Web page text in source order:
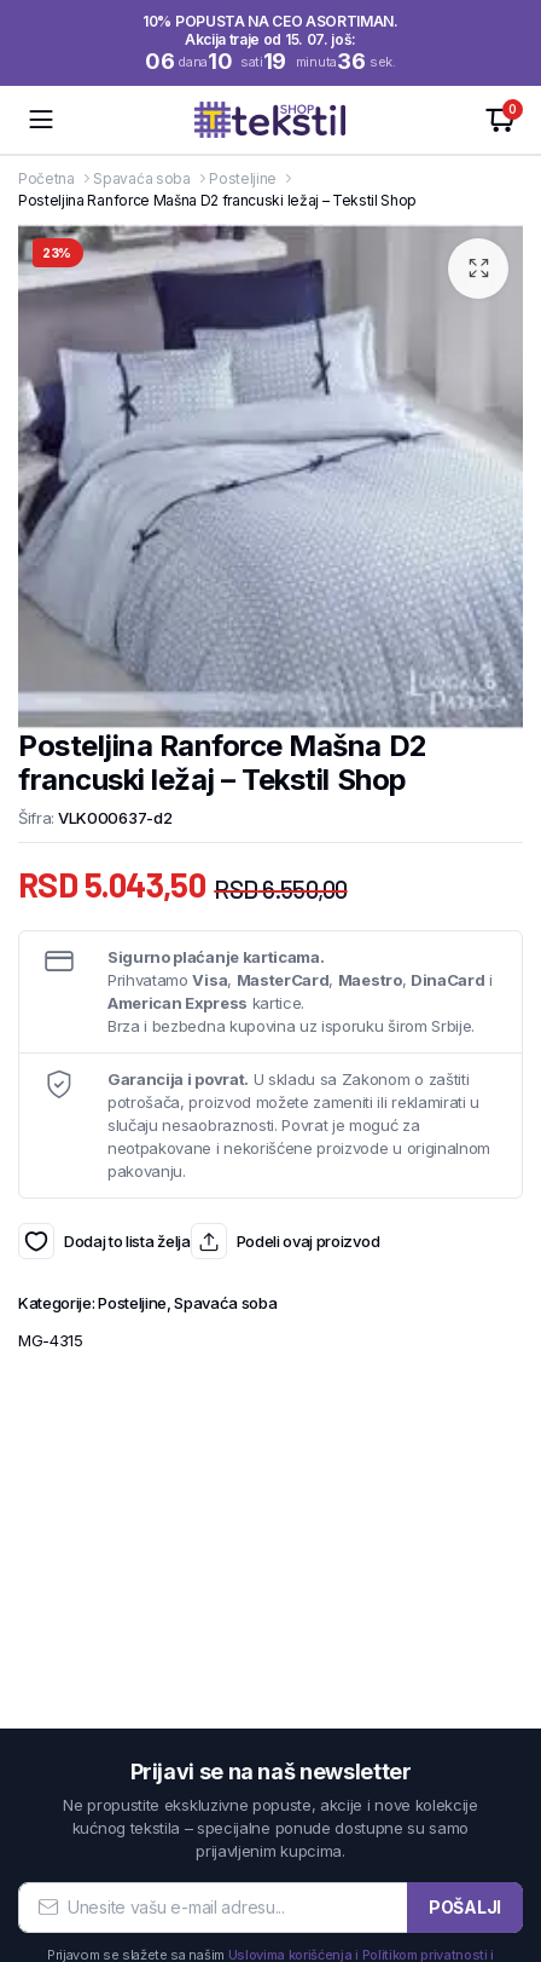
10% POPUSTA NA CEO ASORTIMAN.
Akcija traje od 15. 07. još:
06 dana10 sati19 minuta36 sek.
0
Početna Spavaća soba
Posteljine
Posteljina Ranforce Mašna D2 francuski ležaj – Tekstil Shop
23%
Posteljina Ranforce Mašna D2
francuski ležaj – Tekstil Shop
Šifra: VLK000637-d2
RSD6.550,00
RSD 5.043,50
Sigurno plaćanje karticama.
PrihvatamoVisa, MasterCard, Maestro, DinaCard i
American Express kartice.
Brza i bezbedna kupovina uz isporuku širom Srbije.
Garancija i povrat. U skladu sa Zakonom o zaštiti
potrošača, proizvod možete zameniti ili reklamirati u
slučaju nesaobraznosti. Povrat je moguć za
neotpakovane i nekorišćene proizvode u originalnom
pakovanju.
Dodaj to lista želja Podeli ovaj proizvod
Kategorije:Posteljine ,Spavaća soba
MG-4315
Prijavi se na naš newsletter
Ne propustite ekskluzivne popuste, akcije i nove kolekcije
kućnog tekstila – specijalne ponude dostupne su samo
prijavljenim kupcima.
POŠALJI
Prijavom se slažete sa našim Uslovima korišćenja i Politikom privatnosti i